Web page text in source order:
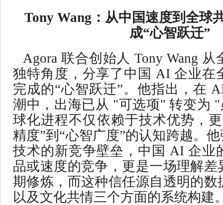
Tony Wang：从中国速度到全球
成“心智跃迁”
Agora 联合创始人 Tony Wang
独特角度，分享了中国 AI 企业在
完成的“心智跃迁”。他指出，在
潮中，出海已从 "可选项" 转变为
球化进程不仅依赖于技术优势，
精度”到“心智广度”的认知跨越。
技术的新竞争壁垒，中国 AI 企业
品或速度的竞争，更是一场理解差
期修炼，而这种信任源自透明的数
以及文化共情三个方面的系统构建